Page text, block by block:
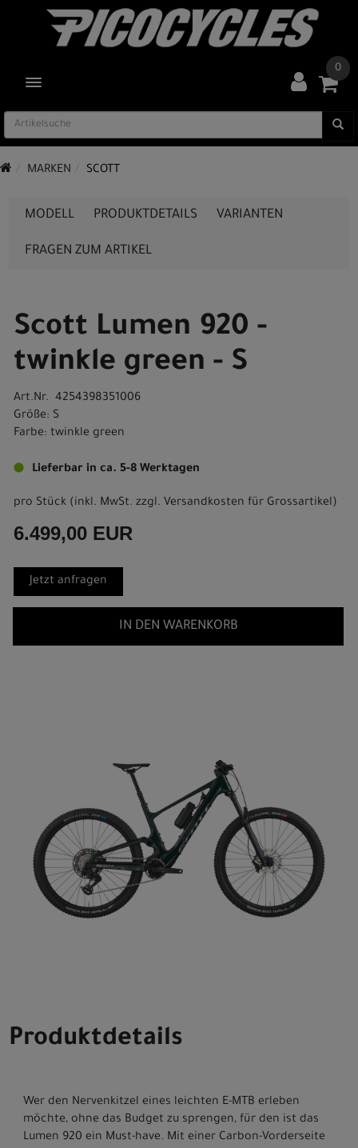
TOGGLE NAVIGATION
0
MARKEN SCOTT
MODELL PRODUKTDETAILS VARIANTEN
FRAGEN ZUM ARTIKEL
Scott Lumen 920 -
twinkle green - S
Art.Nr. 4254398351006
Größe: S
Farbe: twinkle green
Lieferbar in ca. 5-8 Werktagen
pro Stück (inkl. MwSt. zzgl. Versandkosten für Grossartikel)
6.499,00 EUR
Jetzt anfragen
IN DEN WARENKORB
Produktdetails
Wer den Nervenkitzel eines leichten E-MTB erleben
möchte, ohne das Budget zu sprengen, für den ist das
Lumen 920 ein Must-have. Mit einer Carbon-Vorderseite